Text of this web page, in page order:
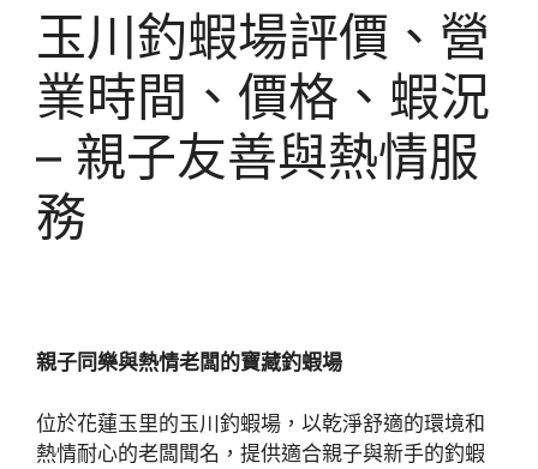
玉川釣蝦場評價、營
業時間、價格、蝦況
– 親子友善與熱情服
務
親子同樂與熱情老闆的寶藏釣蝦場
位於花蓮玉里的玉川釣蝦場，以乾淨舒適的環境和
熱情耐心的老闆聞名，提供適合親子與新手的釣蝦